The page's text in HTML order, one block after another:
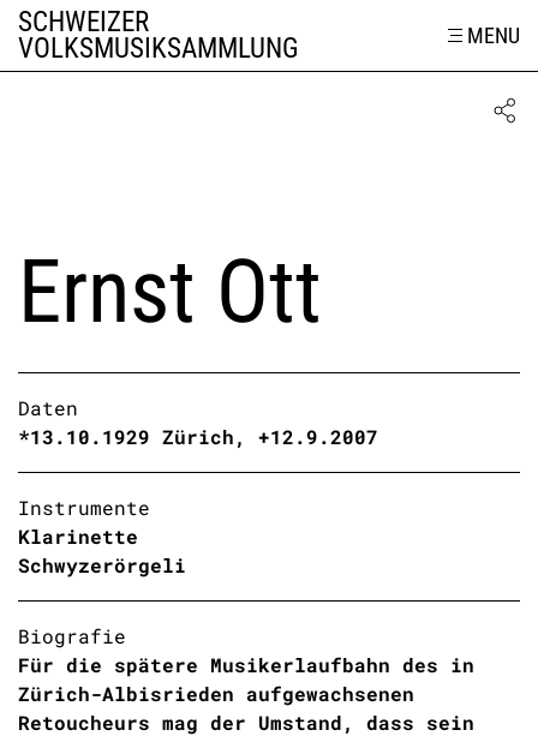
SCHWEIZER
VOLKSMUSIKSAMMLUNG
MENU
Ernst Ott
Daten
*13.10.1929 Zürich, +12.9.2007
Instrumente
Klarinette
Schwyzerörgeli
Biografie
Für die spätere Musikerlaufbahn des in
Zürich-Albisrieden aufgewachsenen
Retoucheurs mag der Umstand, dass sein